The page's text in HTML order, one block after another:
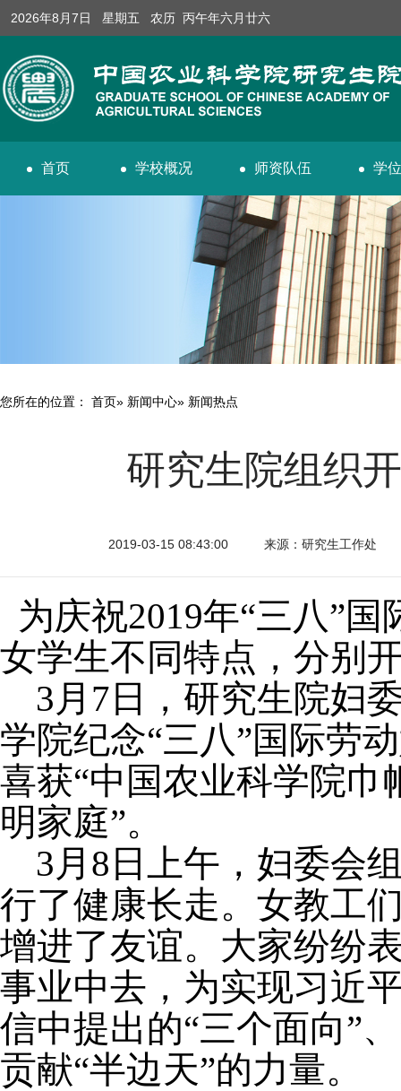
2026年8月7日 星期五 农历 丙午年六月廿六
首页 学校概况 师资队伍 学
您所在的位置： 首页» 新闻中心» 新闻热点
研究生院组织
2019-03-15 08:43:00 来源：研究生工作处
为庆祝2019年“三八”
女学生不同特点，分别
3月7日，研究生院妇
学院纪念“三八”国际劳
喜获“中国农业科学院巾
明家庭”。
3月8日上午，妇委会
行了健康长走。女教工
增进了友谊。大家纷纷
事业中去，为实现习近
信中提出的“三个面向”
贡献“半边天”的力量。